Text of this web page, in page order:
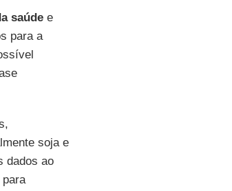
saúdee
para a
soja e
dados ao